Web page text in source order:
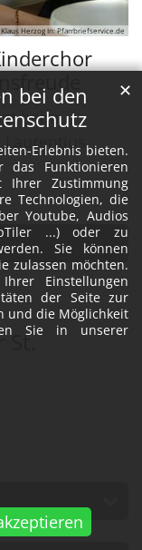
bei den
Erlebnis bieten.
Funktionieren
Ihrer Zustimmung
Technologien, die
Youtube, Audios
...) oder zu
Sie können
zulassen möchten.
Einstellungen
der Seite zur
und die Möglichkeit
Sie in unserer
✕
Herzog In: Pfarrbriefservice.de
beim
St.